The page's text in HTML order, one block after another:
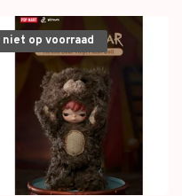
niet op voorraad